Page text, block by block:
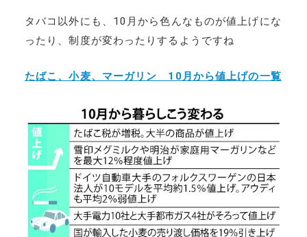
タバコ以外にも、10月から色んなものが値上げにな
ったり、制度が変わったりするようですね
たばこ、小麦、マーガリン 10月から値上げの一覧